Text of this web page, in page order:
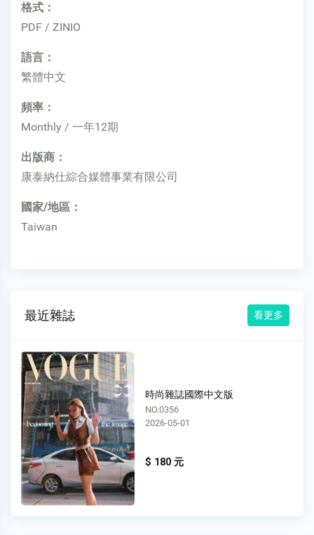
格式：
PDF / ZINIO
語言：
繁體中文
頻率：
Monthly / 一年12期
出版商：
康泰納仕綜合媒體事業有限公司
國家/地區：
Taiwan
最近雜誌 看更多
時尚雜誌國際中文版
NO.0355
2026-04-01
$ 180 元